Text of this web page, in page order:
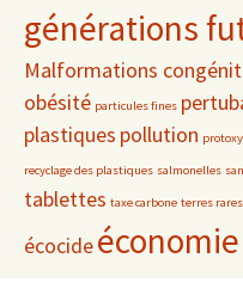
générations
Malformations
obésité particules fines
plastiques pollution
recyclage des plastiques salmonelles
tablettes taxe carbone terres rares
écocide